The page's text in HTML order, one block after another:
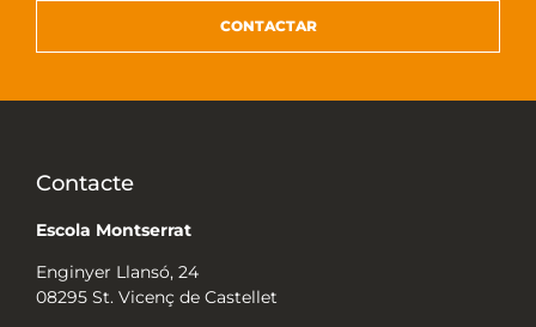
CONTACTAR
Contacte
Escola Montserrat
Enginyer Llansó, 24
08295 St. Vicenç de Castellet